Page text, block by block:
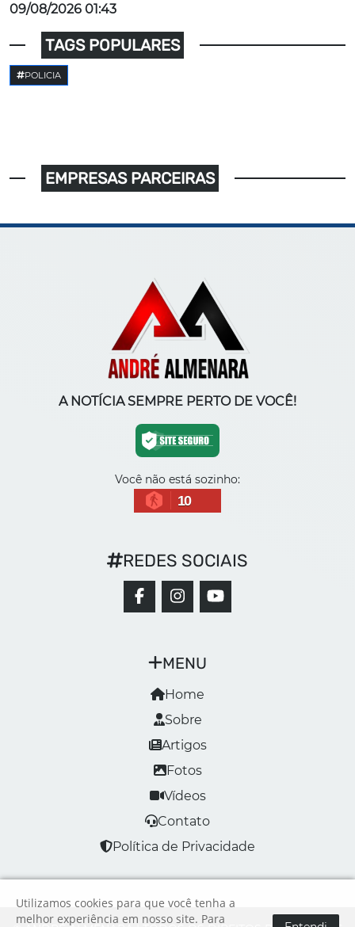
09/08/2026 01:43
TAGS POPULARES
POLICIA
EMPRESAS PARCEIRAS
A NOTÍCIA SEMPRE PERTO DE VOCÊ!
Você não está sozinho:
10
MENU
Home
Sobre
Artigos
Fotos
Vídeos
Contato
Política de Privacidade
REDES SOCIAIS
Utilizamos cookies para que você tenha a
melhor experiência em nosso site. Para